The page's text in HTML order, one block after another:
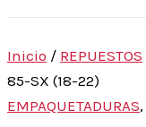
Inicio / REPUESTOS
85-SX (18-22)
EMPAQUETADURAS,